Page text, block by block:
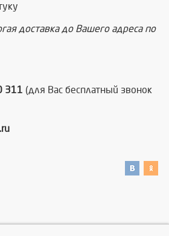
доставка до Вашего адреса по
311 (для Вас бесплатный звонок